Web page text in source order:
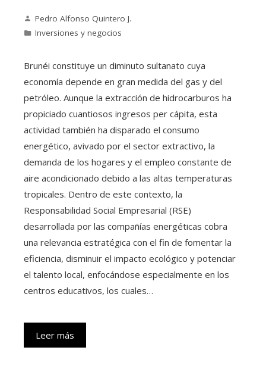
Pedro Alfonso Quintero J.
Inversiones y negocios
Brunéi constituye un diminuto sultanato cuya
economía depende en gran medida del gas y del
petróleo. Aunque la extracción de hidrocarburos ha
propiciado cuantiosos ingresos per cápita, esta
actividad también ha disparado el consumo
energético, avivado por el sector extractivo, la
demanda de los hogares y el empleo constante de
aire acondicionado debido a las altas temperaturas
tropicales. Dentro de este contexto, la
Responsabilidad Social Empresarial (RSE)
desarrollada por las compañías energéticas cobra
una relevancia estratégica con el fin de fomentar la
eficiencia, disminuir el impacto ecológico y potenciar
el talento local, enfocándose especialmente en los
centros educativos, los cuales…
Leer más